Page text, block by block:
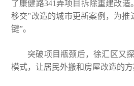
了康健路341弄项目拆除重建改造
移交”改造的城市更新案例，为推
键”。
突破项目瓶颈后，徐汇区又探
模式，让居民外搬和房屋改造的方